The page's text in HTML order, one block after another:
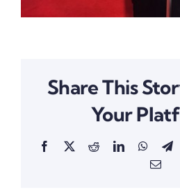
Share This
Your
Facebook
X RedditLinkedIn
Email